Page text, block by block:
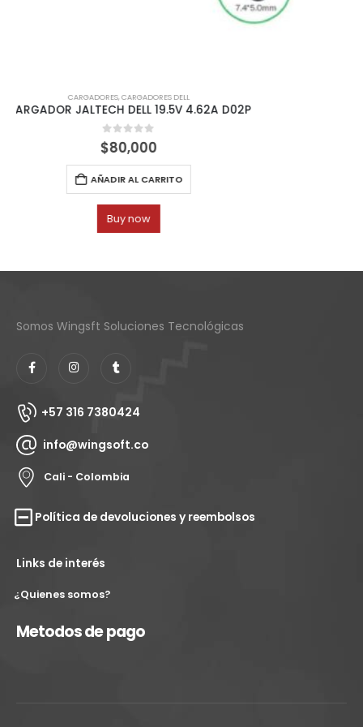
+57 316 7380424
info@wingsoft.co
Cali - Colombia
¿Quienes somos?
Metodos de pago
Wingsoft soluciones tecnológicas. © 2026. Todos los